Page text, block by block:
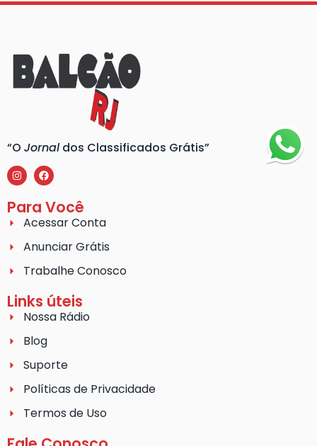
“O Jornaldos Classificados Grátis”
Para Você
Acessar Conta
Anunciar Grátis
Trabalhe Conosco
Links úteis
Nossa Rádio
Blog
Suporte
Políticas de Privacidade
Termos de Uso